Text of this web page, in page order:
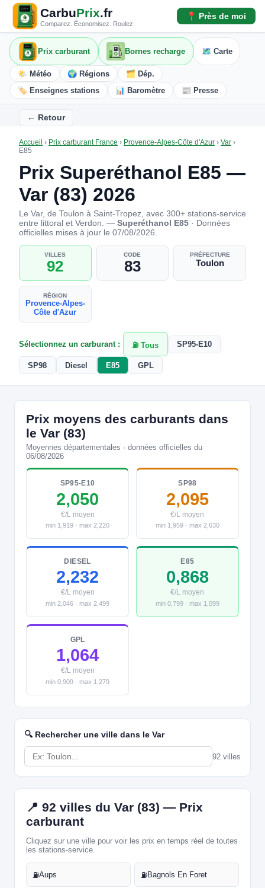
CarbuPrix.fr
Comparez. Économisez. Roulez.
📍 Près de moi
Prix carburant Bornes recharge 🗺️ Carte
🌤️ Météo 🌍 Régions
🗂️ Dép.
🏷️ Enseignes stations
📊 Baromètre 📰 Presse
← Retour
Accueil › Prix carburant France › Provence-Alpes-Côte d'Azur › Var ›
E85
Prix Superéthanol E85 —
Var (83) 2026
Le Var, de Toulon à Saint-Tropez, avec 300+ stations-service
entre littoral et Verdon. — Superéthanol E85 · Données
officielles mises à jour le 07/08/2026.
VILLES
92
CODE
83
PRÉFECTURE
Toulon
RÉGION
Provence-Alpes-
Côte d'Azur
Sélectionnez un carburant : ⛽ Tous SP95-E10
SP98 Diesel E85 GPL
Prix moyens des carburants dans
le Var (83)
Moyennes départementales · données officielles du
06/08/2026
SP95-E10
2,050
€/L moyen
min 1,919 · max 2,220
SP98
2,095
€/L moyen
min 1,959 · max 2,630
DIESEL
2,232
€/L moyen
min 2,046 · max 2,499
E85
0,868
€/L moyen
min 0,799 · max 1,099
GPL
1,064
€/L moyen
min 0,909 · max 1,279
🔍 Rechercher une ville dans le Var
92 villes
📍 92 villes du Var (83) — Prix
carburant
Cliquez sur une ville pour voir les prix en temps réel de toutes
les stations-service.
⛽Aups ⛽Bagnols En Foret